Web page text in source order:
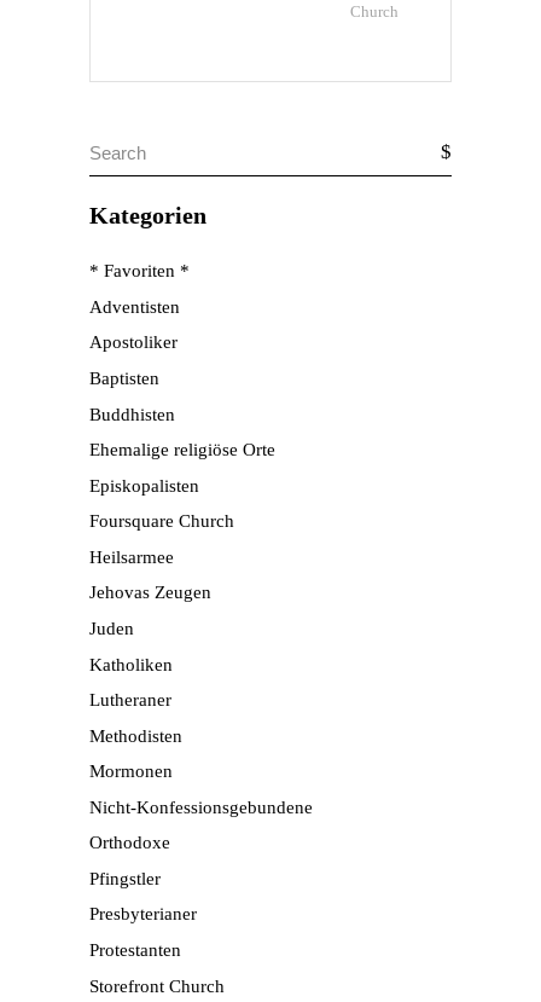
Church
Search
Kategorien
* Favoriten *
Adventisten
Apostoliker
Baptisten
Buddhisten
Ehemalige religiöse Orte
Episkopalisten
Foursquare Church
Heilsarmee
Jehovas Zeugen
Juden
Katholiken
Lutheraner
Methodisten
Mormonen
Nicht-Konfessionsgebundene
Orthodoxe
Pfingstler
Presbyterianer
Protestanten
Storefront Church